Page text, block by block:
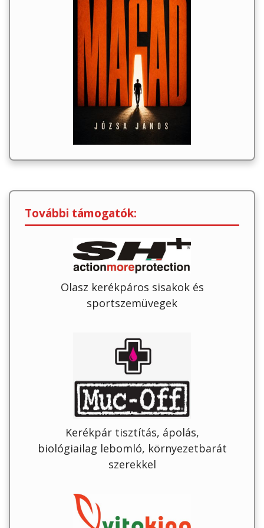
További támogatók:
Olasz kerékpáros sisakok és
sportszemüvegek
Kerékpár tisztítás, ápolás,
biológiailag lebomló, környezetbarát
szerekkel